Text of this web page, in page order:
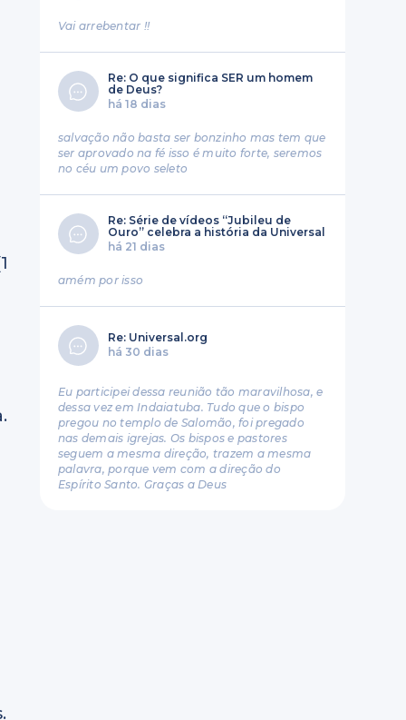
Vai arrebentar !!
Re: O que significa SER um homem
de Deus?
há 18 dias
salvação não basta ser bonzinho mas tem que
ser aprovado na fé isso é muito forte, seremos
no céu um povo seleto
Re: Série de vídeos “Jubileu de
Ouro” celebra a história da Universal
há 21 dias
amém por isso
Re: Universal.org
há 30 dias
Eu participei dessa reunião tão maravilhosa, e
dessa vez em Indaiatuba. Tudo que o bispo
pregou no templo de Salomão, foi pregado
nas demais igrejas. Os bispos e pastores
seguem a mesma direção, trazem a mesma
palavra, porque vem com a direção do
Espírito Santo. Graças a Deus